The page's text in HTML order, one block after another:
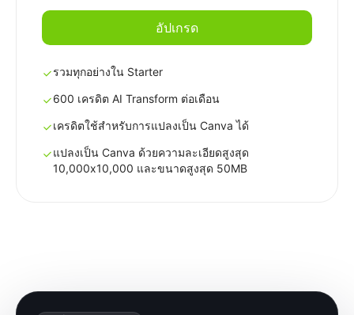
อัปเกรด
รวมทุกอย่างใน Starter
600 เครดิต AI Transform ต่อเดือน
เครดิตใช้สำหรับการแปลงเป็น Canva ได้
แปลงเป็น Canva ด้วยความละเอียดสูงสุด
10,000x10,000 และขนาดสูงสุด 50MB